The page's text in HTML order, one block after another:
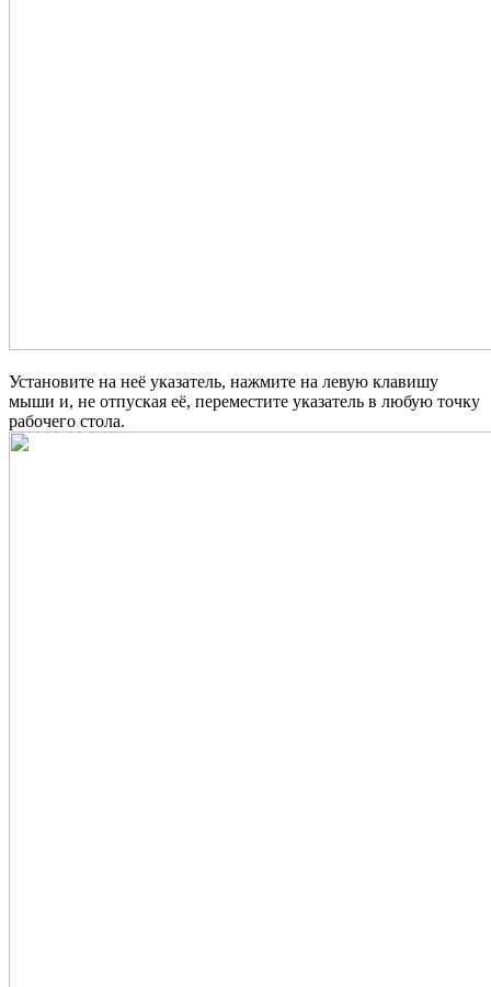
Установите на неё указатель, нажмите на левую клавишу
мыши и, не отпуская её, переместите указатель в любую точку
рабочего стола.